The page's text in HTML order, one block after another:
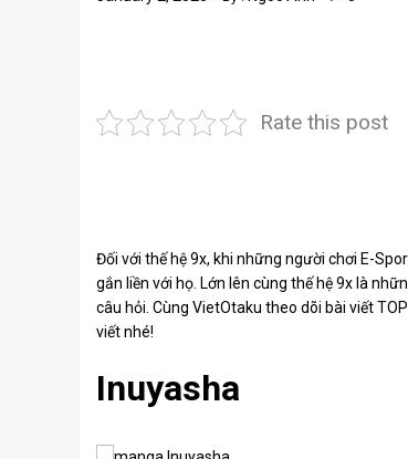
Rate this post
Đối với thế hệ 9x, khi những người chơi E-
gắn liền với họ. Lớn lên cùng thế hệ 9x là
câu hỏi. Cùng VietOtaku theo dõi bài viết
viết nhé!
Inuyasha